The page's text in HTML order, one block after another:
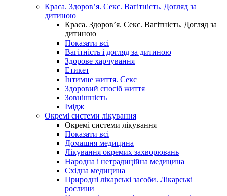
Краса. Здоров’я. Секс. Вагітність. Догляд за
дитиною
Краса. Здоров’я. Секс. Вагітність. Догляд за
дитиною
Показати всі
Вагітність і догляд за дитиною
Здорове харчування
Етикет
Інтимне життя. Секс
Здоровий спосіб життя
Зовнішність
Імідж
Окремі системи лікування
Окремі системи лікування
Показати всі
Домашня медицина
Лікування окремих захворювань
Народна і нетрадиційна медицина
Східна медицина
Природні лікарські засоби. Лікарські
рослини